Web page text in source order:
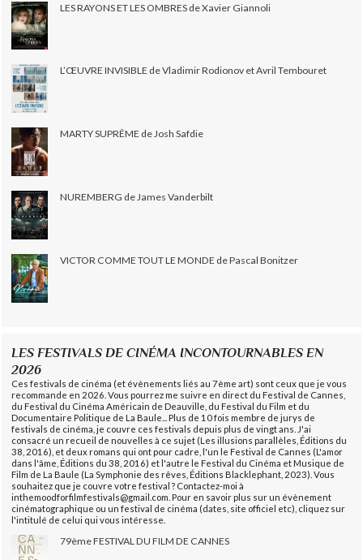
LES RAYONS ET LES OMBRES de Xavier Giannoli
L’ŒUVRE INVISIBLE de Vladimir Rodionov et Avril Tembouret
MARTY SUPRÊME de Josh Safdie
NUREMBERG de James Vanderbilt
VICTOR COMME TOUT LE MONDE de Pascal Bonitzer
LES FESTIVALS DE CINÉMA INCONTOURNABLES EN
2026
Ces festivals de cinéma (et évènements liés au 7ème art) sont ceux que je vous
recommande en 2026. Vous pourrez me suivre en direct du Festival de Cannes,
du Festival du Cinéma Américain de Deauville, du Festival du Film et du
Documentaire Politique de La Baule... Plus de 10 fois membre de jurys de
festivals de cinéma, je couvre ces festivals depuis plus de vingt ans. J'ai
consacré un recueil de nouvelles à ce sujet (Les illusions parallèles, Éditions du
38, 2016), et deux romans qui ont pour cadre, l'un le Festival de Cannes (L'amor
dans l'âme, Éditions du 38, 2016) et l'autre le Festival du Cinéma et Musique de
Film de La Baule (La Symphonie des rêves, Éditions Blacklephant, 2023). Vous
souhaitez que je couvre votre festival ? Contactez-moi à
inthemoodforfilmfestivals@gmail.com. Pour en savoir plus sur un évènement
cinématographique ou un festival de cinéma (dates, site officiel etc), cliquez sur
l'intitulé de celui qui vous intéresse.
79ème FESTIVAL DU FILM DE CANNES